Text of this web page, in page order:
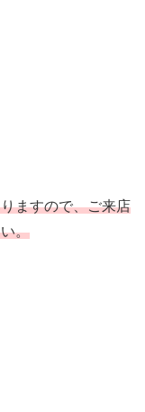
ますので、ご来店
。